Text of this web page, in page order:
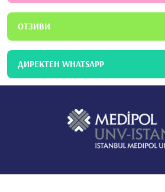
ОТЗИВИ
ДИРЕКТЕН WHATSAPP